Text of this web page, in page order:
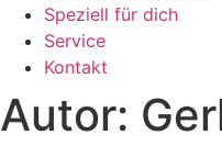
Speziell für dich
Service
Kontakt
Autor: